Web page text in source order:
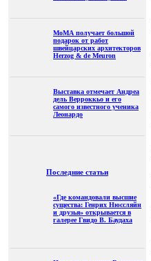
МоМА получает большой
подарок от работ
швейцарских архитекторов
Herzog & de Meuron
Выставка отмечает Андреа
дель Верроккьо и его
самого известного ученика
Леонардо
Последние статьи
«Где командовали высшие
существа: Генрих Нюссляйн
и друзья» открывается в
галерее Гвидо В. Баудаха